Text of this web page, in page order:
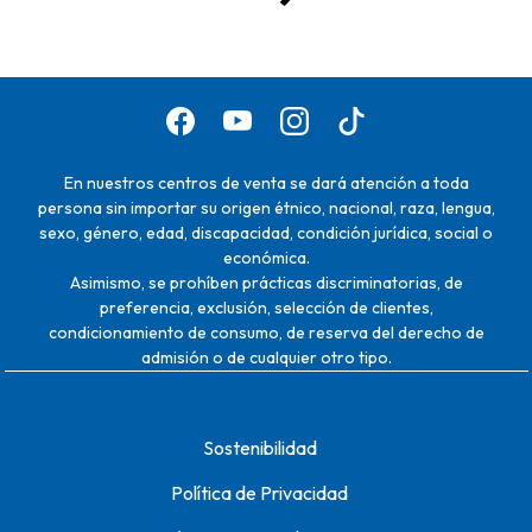
En nuestros centros de venta se dará atención a toda
persona sin importar su origen étnico, nacional, raza, lengua,
sexo, género, edad, discapacidad, condición jurídica, social o
económica.
Asimismo, se prohíben prácticas discriminatorias, de
preferencia, exclusión, selección de clientes,
condicionamiento de consumo, de reserva del derecho de
admisión o de cualquier otro tipo.
Sostenibilidad
Política de Privacidad